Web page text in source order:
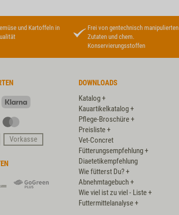
und Kartoffeln in
Frei von gentechnisch manipulierten
Zutaten und chem.
Konservierungsstoffen
PayPal
Visa
Vorkasse
DHL
DOWNLOADS
Katalog +
Kauartikelkatalog +
Pflege-Broschüre +
Preisliste +
Vet-Concret
Fütterungsempfehlung +
Diaetetikempfehlung
Wie fütterst Du? +
Abnehmtagebuch +
Wie viel ist zu viel - Liste +
Futtermittelanalyse +